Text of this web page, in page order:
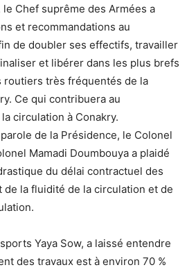
Chef suprême des Armées a
et recommandations au
de doubler ses effectifs, travailler
et libérer dans les plus brefs
routiers très fréquentés de la
Ce qui contribuera au
circulation à Conakry.
de la Présidence, le Colonel
Mamadi Doumbouya a plaidé
du délai contractuel des
de la fluidité de la circulation et de
Yaya Sow, a laissé entendre
des travaux est à environ 70 %